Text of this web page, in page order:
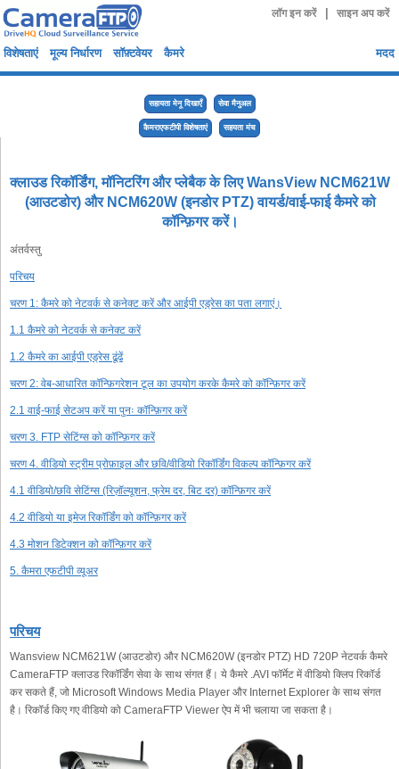
लॉग इन करें साइन अप करें
विशेषताएं मूल्य निर्धारण सॉफ़्टवेयर कैमरे मदद
सहायता मेनू दिखाएँ सेवा मैनुअल
कैमराएफटीपी विशेषताएं सहयता मंच
क्लाउड रिकॉर्डिंग, मॉनिटरिंग और प्लेबैक के लिए WansView NCM621W
(आउटडोर) और NCM620W (इनडोर PTZ) वायर्ड/वाई-फाई कैमरे को
कॉन्फ़िगर करें।
अंतर्वस्तु
परिचय
चरण 1: कैमरे को नेटवर्क से कनेक्ट करें और आईपी एड्रेस का पता लगाएं।
1.1 कैमरे को नेटवर्क से कनेक्ट करें
1.2 कैमरे का आईपी एड्रेस ढूंढें
चरण 2: वेब-आधारित कॉन्फ़िगरेशन टूल का उपयोग करके कैमरे को कॉन्फ़िगर करें
2.1 वाई-फाई सेटअप करें या पुनः कॉन्फ़िगर करें
चरण 3. FTP सेटिंग्स को कॉन्फ़िगर करें
चरण 4. वीडियो स्ट्रीम प्रोफ़ाइल और छवि/वीडियो रिकॉर्डिंग विकल्प कॉन्फ़िगर करें
4.1 वीडियो/छवि सेटिंग्स (रिज़ॉल्यूशन, फ्रेम दर, बिट दर) कॉन्फ़िगर करें
4.2 वीडियो या इमेज रिकॉर्डिंग को कॉन्फ़िगर करें
4.3 मोशन डिटेक्शन को कॉन्फ़िगर करें
5. कैमरा एफटीपी व्यूअर
परिचय
Wansview NCM621W (आउटडोर) और NCM620W (इनडोर PTZ) HD 720P नेटवर्क कैमरे
CameraFTP क्लाउड रिकॉर्डिंग सेवा के साथ संगत हैं। ये कैमरे .AVI फॉर्मेट में वीडियो क्लिप रिकॉर्ड
कर सकते हैं, जो Microsoft Windows Media Player और Internet Explorer के साथ संगत
है। रिकॉर्ड किए गए वीडियो को CameraFTP Viewer ऐप में भी चलाया जा सकता है।